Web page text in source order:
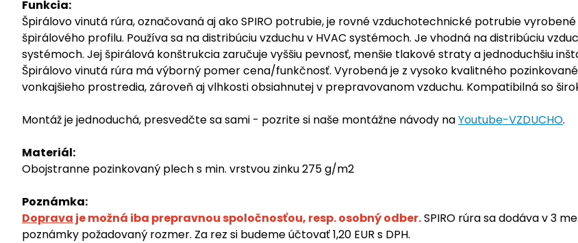
Funkcia:
Špirálovo vinutá rúra, označovaná aj ako SPIRO potrubie, je rovné vzduchotechnické potrubie
špirálového profilu. Používa sa na distribúciu vzduchu v HVAC systémoch. Je vhodná na distribúciu
systémoch. Jej špirálová konštrukcia zaručuje vyššiu pevnosť, menšie tlakové straty a jednoduchšiu
Špirálovo vinutá rúra má výborný pomer cena/funkčnosť. Vyrobená je z vysoko kvalitného
vonkajšieho prostredia, zároveň aj vlhkosti obsiahnutej v prepravovanom vzduchu. Kompatibilná so
Montáž je jednoduchá, presvedčte sa sami - pozrite si naše montážne návody naYoutube-VZDUCHO.
Materiál:
Obojstranne pozinkovaný plech s min. vrstvou zinku 275 g/m2
Poznámka:
Doprava je možná iba prepravnou spoločnosťou, resp. osobný odber.SPIRO rúra sa dodáva v 3
poznámky požadovaný rozmer. Za rez si budeme účtovať 1,20 EUR s DPH.